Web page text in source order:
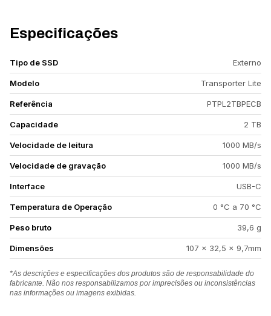
Especificações
Tipo de SSD Externo
Modelo Transporter Lite
Referência PTPL2TBPECB
Capacidade 2 TB
Velocidade de leitura 1000 MB/s
Velocidade de gravação 1000 MB/s
Interface USB-C
Temperatura de Operação 0 °C a 70 °C
Peso bruto 39,6 g
Dimensões 107 × 32,5 × 9,7mm
*As descrições e especificações dos produtos são de responsabilidade do
fabricante. Não nos responsabilizamos por imprecisões ou inconsistências
nas informações ou imagens exibidas.